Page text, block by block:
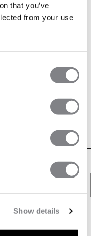
that you’ve
from your use
Show details
tijdens elke work-out.